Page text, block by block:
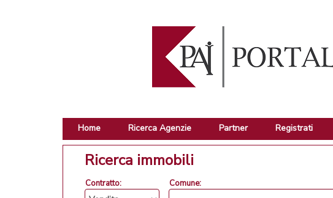
Home Ricerca Agenzie Partner Registrati
Ricerca immobili
Contratto: Comune: